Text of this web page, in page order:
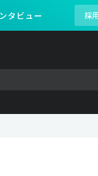
タビュー 採